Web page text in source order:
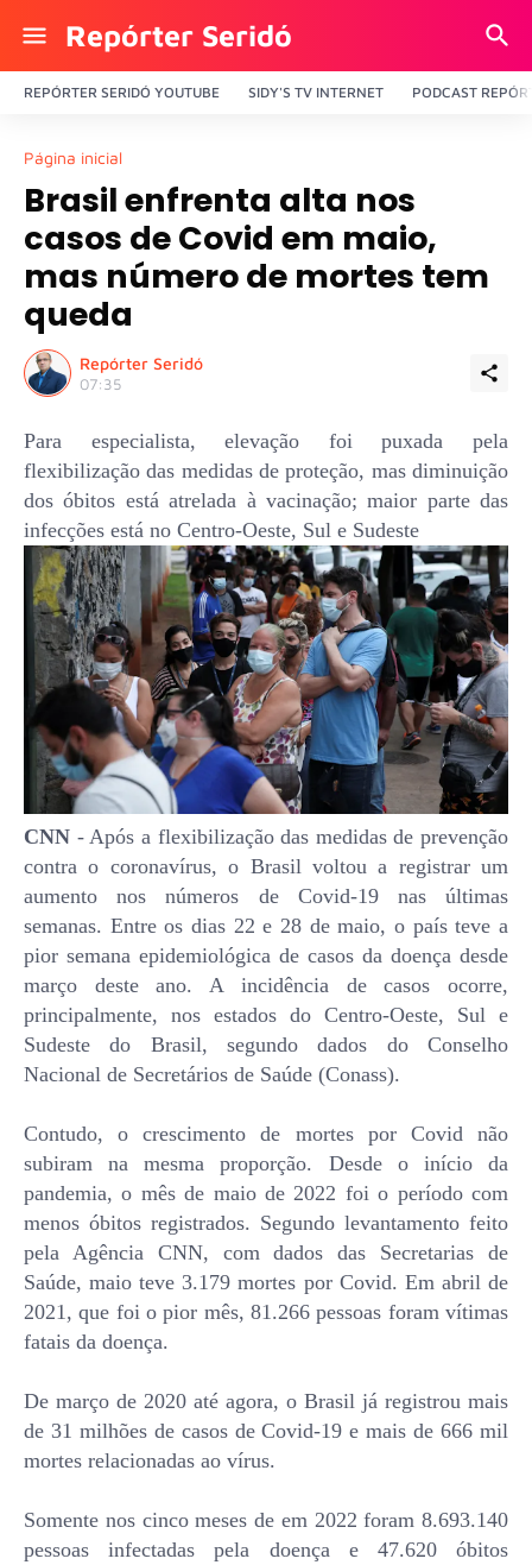
Repórter Seridó
REPÓRTER SERIDÓ YOUTUBE SIDY'S TV INTERNET PODCAST
Página inicial
Brasil enfrenta alta nos
casos de Covid em maio,
mas número de mortes tem
queda
Repórter Seridó
07:35
Para especialista, elevação foi puxada pela
flexibilização das medidas de proteção, mas diminuição
dos óbitos está atrelada à vacinação; maior parte das
infecções está no Centro-Oeste, Sul e Sudeste
CNN - Após a flexibilização das medidas de prevenção
contra o coronavírus, o Brasil voltou a registrar um
aumento nos números de Covid-19 nas últimas
semanas. Entre os dias 22 e 28 de maio, o país teve a
pior semana epidemiológica de casos da doença desde
março deste ano. A incidência de casos ocorre,
principalmente, nos estados do Centro-Oeste, Sul e
Sudeste do Brasil, segundo dados do Conselho
Nacional de Secretários de Saúde (Conass).
Contudo, o crescimento de mortes por Covid não
subiram na mesma proporção. Desde o início da
pandemia, o mês de maio de 2022 foi o período com
menos óbitos registrados. Segundo levantamento feito
pela Agência CNN, com dados das Secretarias de
Saúde, maio teve 3.179 mortes por Covid. Em abril de
2021, que foi o pior mês, 81.266 pessoas foram vítimas
fatais da doença.
De março de 2020 até agora, o Brasil já registrou mais
de 31 milhões de casos de Covid-19 e mais de 666 mil
mortes relacionadas ao vírus.
Somente nos cinco meses de em 2022 foram 8.693.140
pessoas infectadas pela doença e 47.620 óbitos